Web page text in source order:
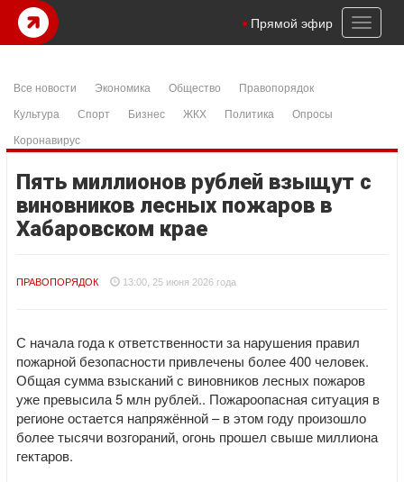
Toggle
Прямой эфир
Все новости Экономика Общество
Правопорядок
Культура
Спорт Бизнес ЖКХ Политика
Опросы
Коронавирус
Пять миллионов рублей взыщут с
виновников лесных пожаров в
Хабаровском крае
ПРАВОПОРЯДОК 13:00, 25 июня 2026 года
С начала года к ответственности за нарушения правил
пожарной безопасности привлечены более 400 человек.
Общая сумма взысканий с виновников лесных пожаров
уже превысила 5 млн рублей.. Пожароопасная ситуация в
регионе остается напряжённой – в этом году произошло
более тысячи возгораний, огонь прошел свыше миллиона
гектаров.